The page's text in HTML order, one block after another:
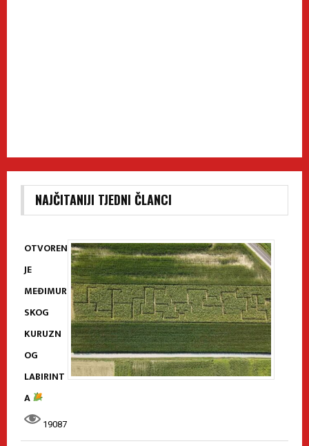
NAJČITANIJI TJEDNI ČLANCI
OTVOREN
JE
MEĐIMUR
SKOG
KURUZN
OG
LABIRINT
A
19087